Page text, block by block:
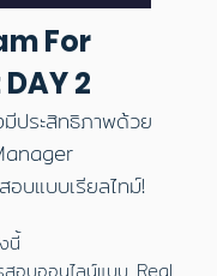
For
2
ประสิทธิภาพด้วย
อบแบบเรียลไทม์!
นี้